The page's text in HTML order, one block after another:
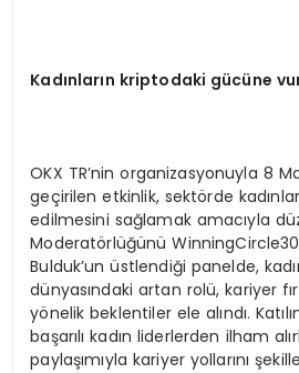
Kadınların kriptodaki gücüne
OKX TR’nin organizasyonuyla 8
geçirilen etkinlik, sektörde
edilmesini sağlamak amacıyla
Moderatörlüğünü
Bulduk’un üstlendiği panelde,
dünyasındaki artan rolü, kariyer
yönelik beklentiler ele alındı.
başarılı kadın liderlerden ilham
paylaşımıyla kariyer yollarını